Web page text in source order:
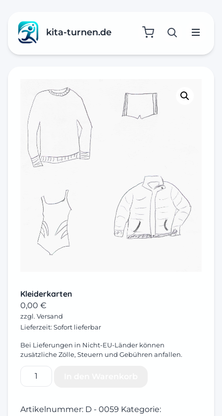
kita-turnen.de SucheMenü
Kleiderkarten
0,00 €
zzgl. Versand
Lieferzeit: Sofort lieferbar
Bei Lieferungen in Nicht-EU-Länder können
zusätzliche Zölle, Steuern und Gebühren anfallen.
Kleiderkarten
Menge
Artikelnummer: D - 0059 Kategorie: